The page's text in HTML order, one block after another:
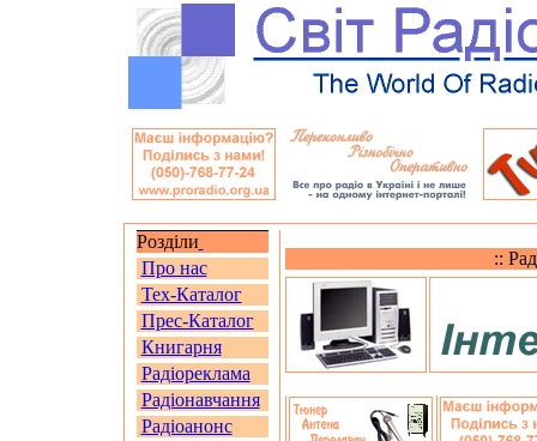
Розділи
Про нас
Тех-Каталог
Прес-Каталог
Книгарня
Радіореклама
Радіонавчання
Радіоанонс
::